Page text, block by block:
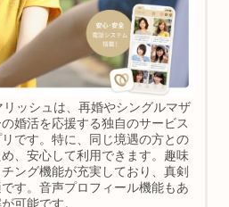
リッシュは、再婚やシングルマザ
婚活を応援する独自のサービス
です。特に、同じ境遇の方との
、安心して利用できます。趣味
ング機能が充実しており、真剣
す。音声プロフィール機能もあ
可能です。